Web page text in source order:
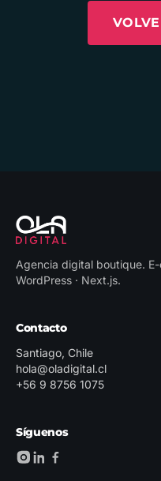
Agencia digital boutique.
WordPress · Next.js.
Contacto
Santiago, Chile
hola@oladigital.cl
+56 9 8756 1075
Síguenos